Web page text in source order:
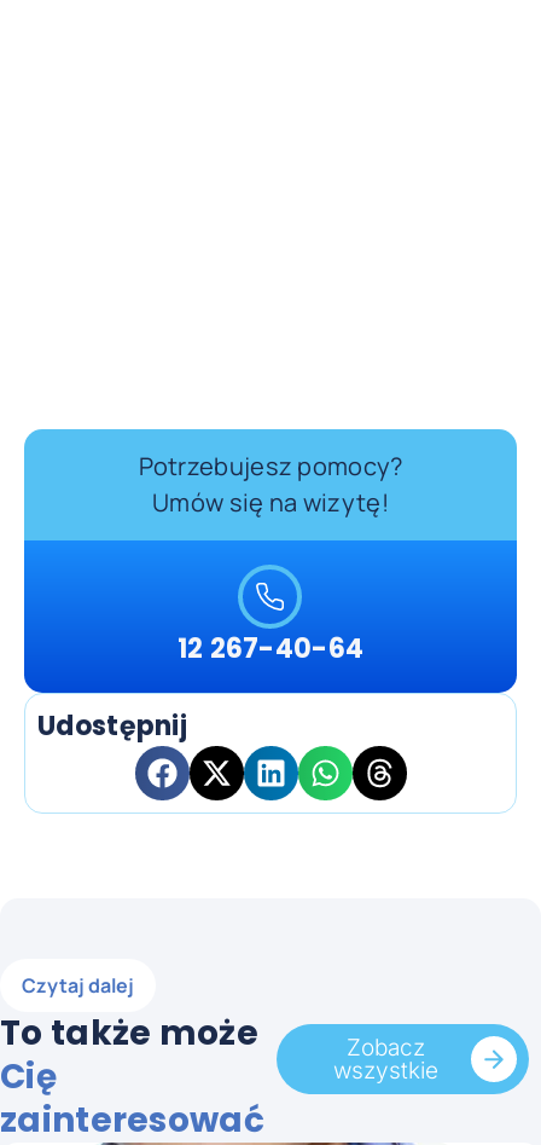
Potrzebujesz pomocy?
Umów się na wizytę!
12 267-40-64
Udostępnij
Czytaj dalej
To także może
Cię
zainteresować
Zobacz
wszystkie